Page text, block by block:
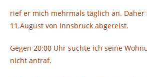
rief er mich mehrmals täglich an. Daher
11.August von Innsbruck abgereist.
Gegen 20:00 Uhr suchte ich seine
nicht antraf.